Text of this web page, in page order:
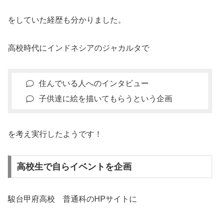
をしていた経歴も分かりました。
高校時代にインドネシアのジャカルタで
住んでいる人へのインタビュー
子供達に絵を描いてもらうという企画
を考え実行したようです！
高校生で自らイベントを企画
駿台甲府高校 普通科のHPサイトに